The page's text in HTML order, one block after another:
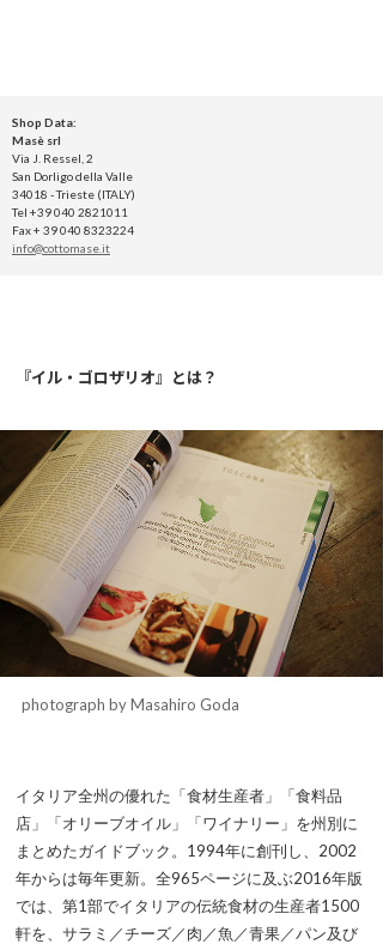
Shop Data:
Masè srl
Via J. Ressel, 2
San Dorligo della Valle
34018 - Trieste (ITALY)
Tel +39 040 2821011
Fax + 39 040 8323224
info@cottomase.it
『イル・ゴロザリオ』とは？
photograph by Masahiro Goda
イタリア全州の優れた「食材生産者」「食料品
店」「オリーブオイル」「ワイナリー」を州別に
まとめたガイドブック。1994年に創刊し、2002
年からは毎年更新。全965ページに及ぶ2016年版
では、第1部でイタリアの伝統食材の生産者1500
軒を、サラミ／チーズ／肉／魚／青果／パン及び